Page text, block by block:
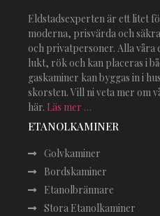
Eldstadsexperten är ett litet
moderna, prisvärda och
och privatpersoner. Alla
lukt, rök och kan placeras i
gaskaminer kan byggas in i
skorsten. Vill ni veta mer om
här. Läs mer …
ETANOLKAMINER
Golvkaminer
Bordskaminer
Etanolbrännare
Stora Etanolkaminer